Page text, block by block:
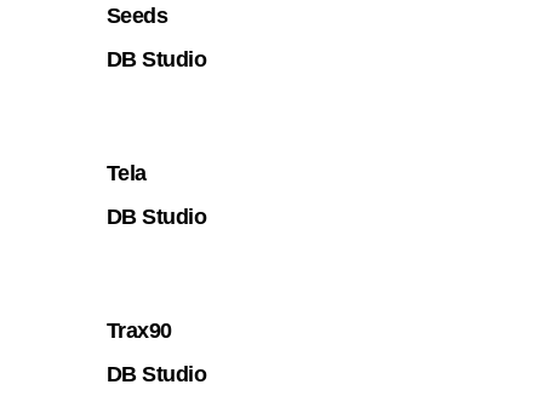
Seeds
DB Studio
Tela
DB Studio
Trax90
DB Studio